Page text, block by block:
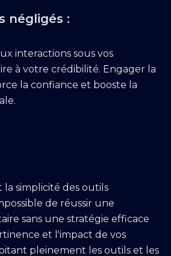
négligés :
interactions sous vos
à votre crédibilité. Engager la
la confiance et booste la
la simplicité des outils
de réussir une
sans une stratégie efficace
et l'impact de vos
pleinement les outils et les